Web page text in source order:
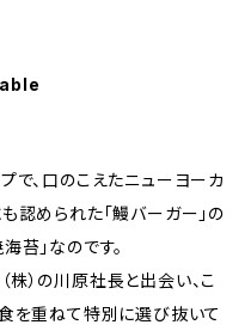
で、口のこえたニューヨーカ
認められた「鰻バーガー」の
苔」なのです。
）の川原社長と出会い、こ
を重ねて特別に選び抜いて